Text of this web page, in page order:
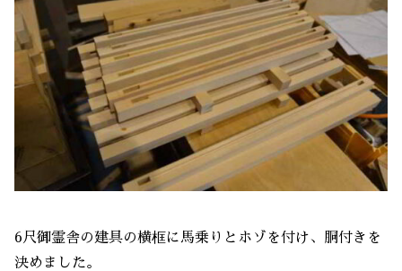
6尺御霊舎の建具の横框に馬乗りとホゾを付け、胴付きを
決めました。